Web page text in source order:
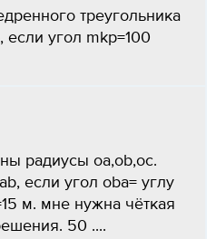
треугольника
угол mkp=100
радиусы oa,ob,oc.
если угол oba= углу
м. мне нужна чёткая
50 ....